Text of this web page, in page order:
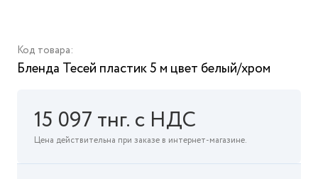
Код товара:
Бленда Тесей пластик 5 м цвет белый/хром
15 097 тнг. с НДС
Цена действительна при заказе в интернет-магазине.